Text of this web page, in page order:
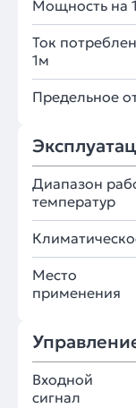
Мощность на
Ток
1м
Предельное
Диапазон
температур
Место
применения
Входной
сигнал